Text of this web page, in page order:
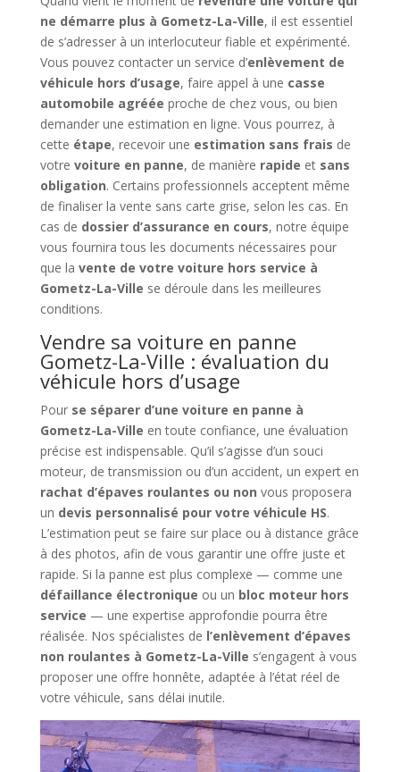
ne démarre plus à Gometz-La-Ville, il est essentiel
de s’adresser à un interlocuteur fiable et expérimenté.
Vous pouvez contacter un service d’enlèvement de
véhicule hors d’usage, faire appel à une casse
automobile agréée proche de chez vous, ou bien
demander une estimation en ligne. Vous pourrez, à
cette étape, recevoir une estimation sans frais de
votre voiture en panne, de manière rapide et sans
obligation. Certains professionnels acceptent même
de finaliser la vente sans carte grise, selon les cas. En
cas de dossier d’assurance en cours, notre équipe
vous fournira tous les documents nécessaires pour
que la vente de votre voiture hors service à
Gometz-La-Ville se déroule dans les meilleures
conditions.
Vendre sa voiture en panne
Gometz-La-Ville : évaluation du
véhicule hors d’usage
Pour se séparer d’une voiture en panne à
Gometz-La-Ville en toute confiance, une évaluation
précise est indispensable. Qu’il s’agisse d’un souci
moteur, de transmission ou d’un accident, un expert en
rachat d’épaves roulantes ou non vous proposera
un devis personnalisé pour votre véhicule HS.
L’estimation peut se faire sur place ou à distance grâce
à des photos, afin de vous garantir une offre juste et
rapide. Si la panne est plus complexe — comme une
défaillance électronique ou un bloc moteur hors
service — une expertise approfondie pourra être
réalisée. Nos spécialistes de l’enlèvement d’épaves
non roulantes à Gometz-La-Ville s’engagent à vous
proposer une offre honnête, adaptée à l’état réel de
votre véhicule, sans délai inutile.